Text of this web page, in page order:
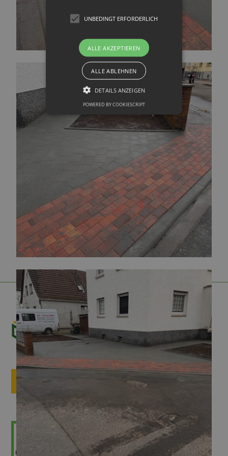
ANFRAGE
UNBEDINGT ERFORDERLICH
ALLE AKZEPTIEREN
ALLE ABLEHNEN
DETAILS ANZEIGEN
POWERED BY COOKIESCRIPT